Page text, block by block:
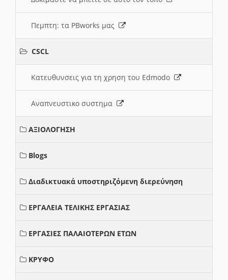
Πεμπτη: τα PBworks μας
CSCL
Κατευθυνσεις για τη χρηση του Edmodo
Αναπνευστικο συστημα
ΑΞΙΟΛΟΓΗΣΗ
Blogs
Διαδικτυακά υποστηριζόμενη διερεύνηση
ΕΡΓΑΛΕΙΑ ΤΕΛΙΚΗΣ ΕΡΓΑΣΙΑΣ
ΕΡΓΑΣΙΕΣ ΠΑΛΑΙΟΤΕΡΩΝ ΕΤΩΝ
ΚΡΥΦΟ